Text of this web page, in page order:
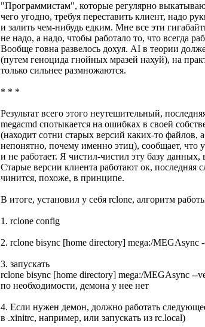
"Программистам", которые регулярно
чего угодно, требуя переставить клиент, надо
и залить чем-нибудь едким. Мне все эти
не надо, а надо, чтобы работало то, что всегда
Вообще говна развелось дохуя. AI в теории
(путем геноцида гнойных мразей нахуй), на
только сильнее размножаются.
* * *
Результат всего этого неутешительный,
megacmd спотыкается на ошибках в своей
(находит сотни старых версий каких-то файлов,
непонятно, почему именно этиц), сообщает, что у
и не работает. Я чистил-чистил эту базу данных,
Старые версии клиента работают ок, последняя
чинится, похоже, в принципе.
В итоге, установил у себя rclone, алгоритм
1. rclone config
2. rclone bisync [home directory] mega:/MEGAsync
3. запускать
rclone bisync [home directory] mega:/MEGAsync --
по необходимости, демона у нее нет
4. Если нужен демон, должно работать
в .xinitrc, например, или запускать из rc.local)